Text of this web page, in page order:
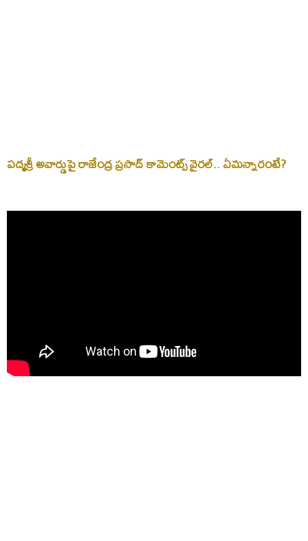
పద్మశ్రీ అవార్డుపై రాజేంద్ర ప్రసాద్‌ కామెంట్స్‌ వైరల్‌.. ఏమన్నారంటే?